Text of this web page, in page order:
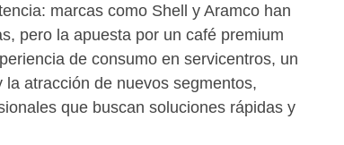
marcas como Shell y Aramco han
pero la apuesta por un café premium
de consumo en servicentros, un
atracción de nuevos segmentos,
que buscan soluciones rápidas y